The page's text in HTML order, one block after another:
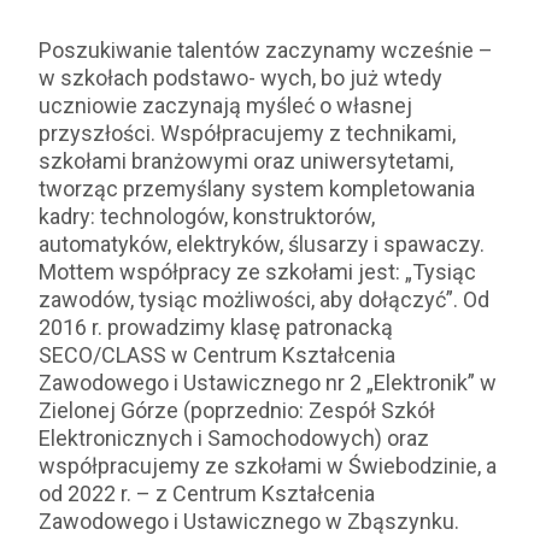
Poszukiwanie talentów zaczynamy wcześnie –
w szkołach podstawo- wych, bo już wtedy
uczniowie zaczynają myśleć o własnej
przyszłości. Współpracujemy z technikami,
szkołami branżowymi oraz uniwersytetami,
tworząc przemyślany system kompletowania
kadry: technologów, konstruktorów,
automatyków, elektryków, ślusarzy i spawaczy.
Mottem współpracy ze szkołami jest: „Tysiąc
zawodów, tysiąc możliwości, aby dołączyć”. Od
2016 r. prowadzimy klasę patronacką
SECO/CLASS w Centrum Kształcenia
Zawodowego i Ustawicznego nr 2 „Elektronik” w
Zielonej Górze (poprzednio: Zespół Szkół
Elektronicznych i Samochodowych) oraz
współpracujemy ze szkołami w Świebodzinie, a
od 2022 r. – z Centrum Kształcenia
Zawodowego i Ustawicznego w Zbąszynku.